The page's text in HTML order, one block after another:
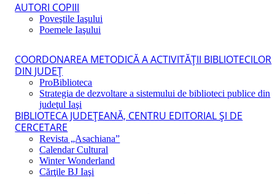
AUTORI COPIII
Poveştile Iaşului
Poemele Iaşului
COORDONAREA METODICĂ A ACTIVITĂŢII BIBLIOTECILOR
DIN JUDEŢ
ProBiblioteca
Strategia de dezvoltare a sistemului de biblioteci publice din
judeţul Iaşi
BIBLIOTECA JUDEŢEANĂ, CENTRU EDITORIAL ŞI DE
CERCETARE
Revista „Asachiana”
Calendar Cultural
Winter Wonderland
Cărţile BJ Iaşi